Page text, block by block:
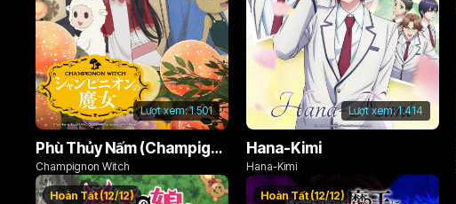
Lượt xem:1.501
Phù Thủy Nấm (Champignon no Majo)
Champignon Witch
Lượt xem:1.414
Hana-Kimi
Hana-Kimi
Hoàn Tất (12/12) Hoàn Tất (12/12)